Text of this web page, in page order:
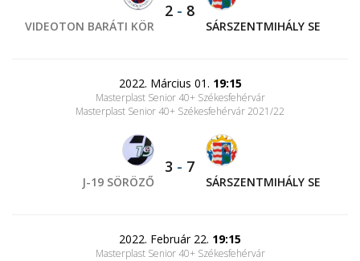
VIDEOTON BARÁTI KÖR
2 - 8
SÁRSZENTMIHÁLY SE
2022. Március 01. 19:15
Masterplast Senior 40+ Székesfehérvár
Masterplast Senior 40+ Székesfehérvár 2021/22
J-19 SÖRÖZŐ
3 - 7
SÁRSZENTMIHÁLY SE
2022. Február 22. 19:15
Masterplast Senior 40+ Székesfehérvár